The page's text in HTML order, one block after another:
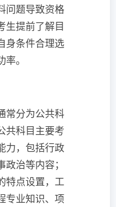
问题导致资格
生提前了解目
身条件合理选
。
常分为公共科
共科目主要考
力，包括行政
治等内容；
特点设置，工
专业知识、项